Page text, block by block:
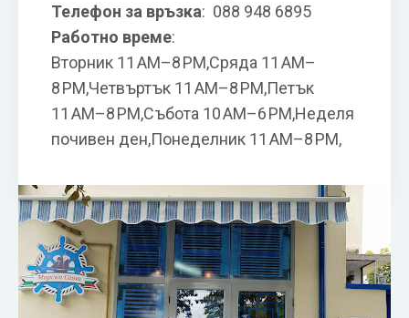
Телефон за връзка: 088 948 6895
Работно време:
Вторник 11 AM–8 PM,Сряда 11 AM–
8 PM,Четвъртък 11 AM–8 PM,Петък
11 AM–8 PM,Събота 10 AM–6 PM,Неделя
почивен ден,Понеделник 11 AM–8 PM,